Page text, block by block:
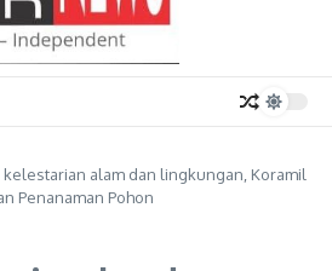
kelestarian alam dan lingkungan, Koramil
Penanaman Pohon